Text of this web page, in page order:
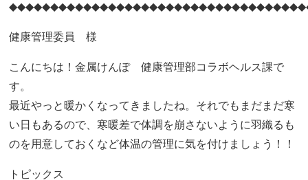
健康管理委員 様
こんにちは！金属けんぽ 健康管理部コラボヘルス課で
す。
最近やっと暖かくなってきましたね。それでもまだまだ寒
い日もあるので、寒暖差で体調を崩さないように羽織るも
のを用意しておくなど体温の管理に気を付けましょう！！
トピックス